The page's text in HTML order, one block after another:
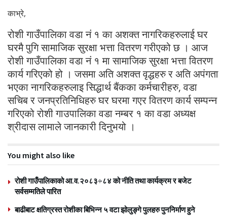
काभ्रे,
रोशी गाउँपालिका वडा नं १ का अशक्त नागरिकहरुलाई घर
घरमै पुगि सामाजिक सुरक्षा भत्ता वितरण गरीएको छ । आज
रोशी गाउँपालिका वडा नं १ मा सामाजिक सुरक्षा भत्ता वितरण
कार्य गरिएको हो । जसमा अति अशक्त वृद्धहरु र अति अपंगता
भएका नागरिकहरुलाइ सिद्धार्थ बैंकका कर्मचारीहरु, वडा
सचिब र जनप्रतिनिधिहरु घर घरमा गएर वितरण कार्य सम्पन्न
गरिएको रोशी गाउपालिका वडा नम्बर १ का वडा अध्यक्ष
श्रीदास लामाले जानकारी दिनुभयो ।
You might also like
रोशी गाउँपालिकाको आ.व.२०८३÷८४ को नीति तथा कार्यक्रम र बजेट
सर्वसम्मतिले पारित
बाढीबाट क्षतिग्रस्त रोशीका बिभिन्न ५ वटा झोलुङ्गे पुलहरु पुननिर्माण हुने